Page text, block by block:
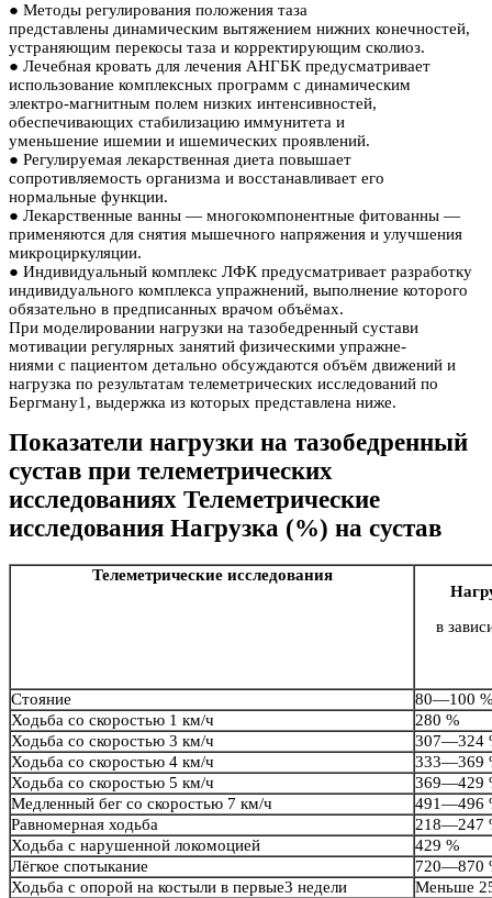
● Методы регулирования положения таза
представлены динамическим вытяжением нижних конечностей,
устраняющим перекосы таза и корректирующим сколиоз.
● Лечебная кровать для лечения АНГБК предусматривает
использование комплексных программ с динамическим
электро-магнитным полем низких интенсивностей,
обеспечивающих стабилизацию иммунитета и
уменьшение ишемии и ишемических проявлений.
● Регулируемая лекарственная диета повышает
сопротивляемость организма и восстанавливает его
нормальные функции.
● Лекарственные ванны — многокомпонентные фитованны —
применяются для снятия мышечного напряжения и улучшения
микроциркуляции.
● Индивидуальный комплекс ЛФК предусматривает разработку
индивидуального комплекса упражнений, выполнение которого
обязательно в предписанных врачом объёмах.
При моделировании нагрузки на тазобедренный сустави
мотивации регулярных занятий физическими упражне-
ниями с пациентом детально обсуждаются объём движений и
нагрузка по результатам телеметрических исследований по
Бергману1, выдержка из которых представлена ниже.
Показатели нагрузки на тазобедренный
сустав при телеметрических
исследованиях Телеметрические
исследования Нагрузка (%) на сустав
Телеметрические исследования
в
Стояние
80—100
Ходьба со скоростью 1 км/ч
280 %
Ходьба со скоростью 3 км/ч
307—324
Ходьба со скоростью 4 км/ч
333—369
Ходьба со скоростью 5 км/ч
369—429
Медленный бег со скоростью 7 км/ч
491—496
Равномерная ходьба
218—247
Ходьба с нарушенной локомоцией
429 %
Лёгкое спотыкание
720—870
Ходьба с опорой на костыли в первые3 недели
Меньше